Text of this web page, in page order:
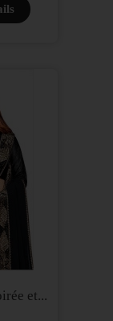
et...